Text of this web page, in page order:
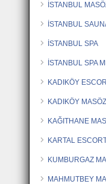
İSTANBUL
İSTANBUL
İSTANBUL SPA
İSTANBUL SPA
KADIKÖY
KADIKÖY
KAĞITHANE
KARTAL
KUMBURGAZ
MAHMUTBEY